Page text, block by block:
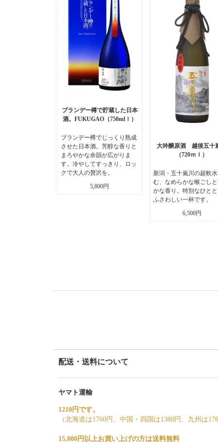
ブランデー樽で貯蔵した日本
酒。FUKUGAO（750mlｌ）
ブランデー樽でじっくり熟成
させた日本酒。芳醇な香りと
まろやかな余韻が広がりま
す。冷やしてすっきり、ロッ
クで大人の贅沢を。
5,800円
大吟醸原酒 越後五十
（720ｍｌ）
新潟・五十嵐川の超軟
む、なめらかな喉ごし
かな香り。特別なひと
ふさわしい一杯です。
6,500円
配送・送料について
ヤマト運輸
1210円です。
（北海道は1760円、中国・四国は1380円、九州は
15,000円以上お買い上げの方は送料無料